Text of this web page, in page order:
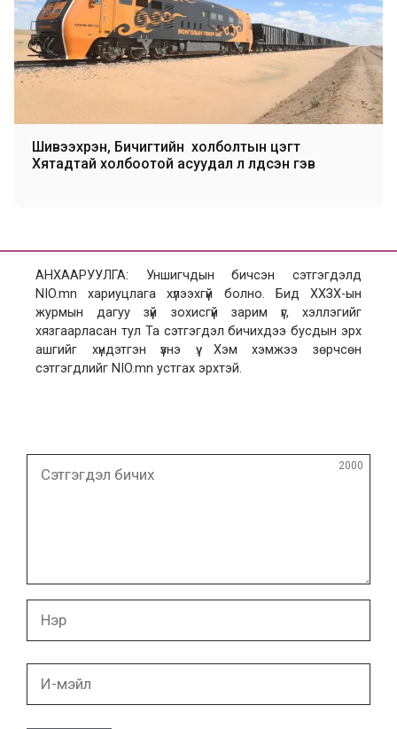
Шивээхүрэн, Бичигтийн холболтын цэгт
Хятадтай холбоотой асуудал л үлдсэн гэв
АНХААРУУЛГА: Уншигчдын бичсэн сэтгэгдэлд
NIO.mn хариуцлага хүлээхгүй болно. Бид ХХЗХ-ын
журмын дагуу зүй зохисгүй зарим үг, хэллэгийг
хязгаарласан тул Та сэтгэгдэл бичихдээ бусдын эрх
ашгийг хүндэтгэн үзнэ үү. Хэм хэмжээ зөрчсөн
сэтгэгдлийг NIO.mn устгах эрхтэй.
бичих
2000